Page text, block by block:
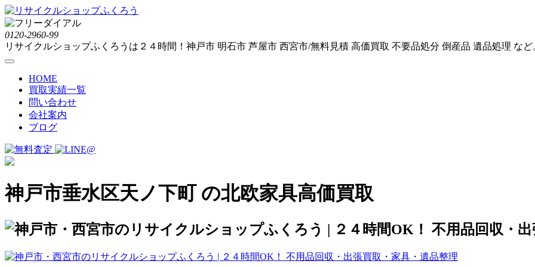
0120-2960-99
リサイクルショップふくろうは２４時間！神戸市 明石市 芦屋市 西宮市/無料見積 高価買取 不要品処分 倒産品 遺品処理 など
HOME
買取実績一覧
問い合わせ
会社案内
ブログ
神戸市垂水区天ノ下町 の北欧家具高価買取